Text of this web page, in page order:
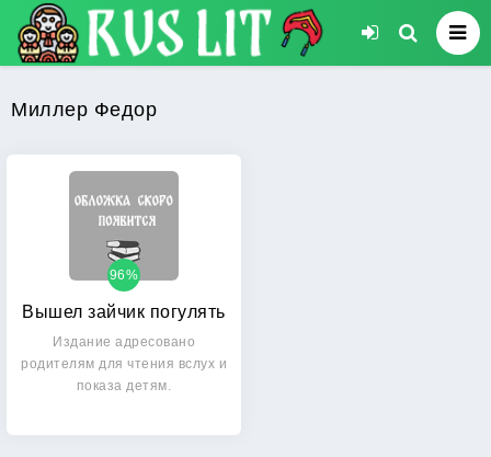
Миллер Федор
Вышел зайчик погулять
96%
Издание адресовано
родителям для чтения вслух и
показа детям.